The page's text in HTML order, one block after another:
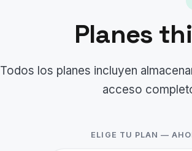
Planes
Todos los planes incluyen
acceso
ELIGE TU PLAN —